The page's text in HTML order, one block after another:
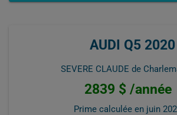
AUDI Q5 2020
SEVERE CLAUDE de
2839 $ /année
Prime calculée en juin